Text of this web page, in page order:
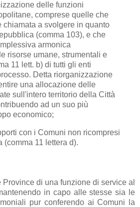
delle funzioni
comprese quelle che
chiamata a svolgere in quanto
(comma 103), e che
armonica
risorse umane, strumentali e
11 lett. b) di tutti gli enti
Detta riorganizzazione
una allocazione delle
sull'intero territorio della Città
ad un suo più
economico;
con i Comuni non ricompresi
(comma 11 lettera d).
di una funzione di service al
in capo alle stesse sia le
pur conferendo ai Comuni la